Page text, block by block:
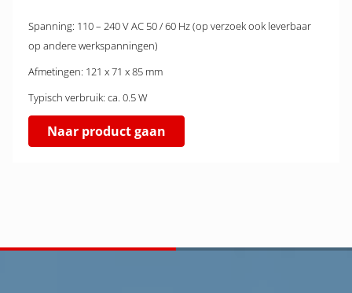
Spanning: 110 – 240 V AC 50 / 60 Hz (op verzoek ook leverbaar
op andere werkspanningen)
Afmetingen: 121 x 71 x 85 mm
Typisch verbruik: ca. 0.5 W
Naar product gaan